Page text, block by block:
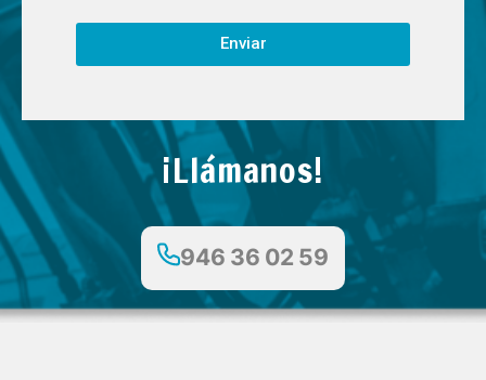
Enviar
¡Llámanos!
946 36 02 59